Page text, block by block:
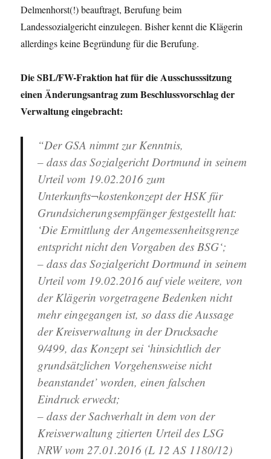
Delmenhorst(!) beauftragt, Berufung beim
Landessozialgericht einzulegen. Bisher kennt die Klägerin
allerdings keine Begründung für die Berufung.
Die SBL/FW-Fraktion hat für die Ausschusssitzung
einen Änderungsantrag zum Beschlussvorschlag der
Verwaltung eingebracht:
“Der GSA nimmt zur Kenntnis,
– dass das Sozialgericht Dortmund in seinem
Urteil vom 19.02.2016 zum
Unterkunfts¬kostenkonzept der HSK für
Grundsicherungsempfänger festgestellt hat:
‘Die Ermittlung der Angemessenheitsgrenze
entspricht nicht den Vorgaben des BSG‘;
– dass das Sozialgericht Dortmund in seinem
Urteil vom 19.02.2016 auf viele weitere, von
der Klägerin vorgetragene Bedenken nicht
mehr eingegangen ist, so dass die Aussage
der Kreisverwaltung in der Drucksache
9/499, das Konzept sei ‘hinsichtlich der
grundsätzlichen Vorgehensweise nicht
beanstandet’ worden, einen falschen
Eindruck erweckt;
– dass der Sachverhalt in dem von der
Kreisverwaltung zitierten Urteil des LSG
NRW vom 27.01.2016 (L 12 AS 1180/12)